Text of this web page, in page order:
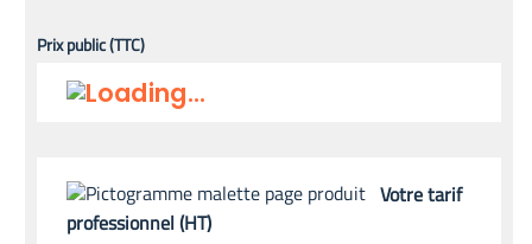
Prix public (TTC)
Votre tarif
professionnel (HT)